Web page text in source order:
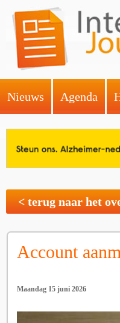
Nieuws Agenda
< terug naar het
Account
Maandag 15 juni 2026